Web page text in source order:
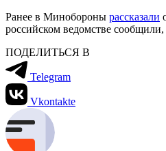
Ранее в Минобороны рассказали
российском ведомстве
ПОДЕЛИТЬСЯ В
Telegram
Vkontakte